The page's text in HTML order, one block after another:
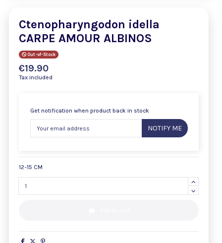
Ctenopharyngodon idella
CARPE AMOUR ALBINOS
Out-of-Stock
€19.90
Tax included
Get notification when product back in stock
NOTIFY ME
12-15 CM